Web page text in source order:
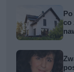
co